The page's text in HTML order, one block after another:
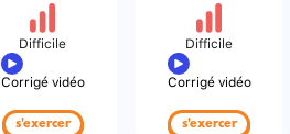
Difficile
Corrigé vidéo
s'exercer
Difficile
Corrigé vidéo
s'exercer